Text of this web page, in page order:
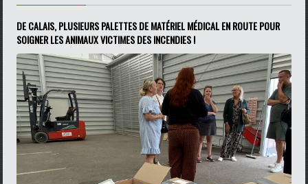
DE CALAIS, PLUSIEURS PALETTES DE MATÉRIEL MÉDICAL EN ROUTE POUR
SOIGNER LES ANIMAUX VICTIMES DES INCENDIES !